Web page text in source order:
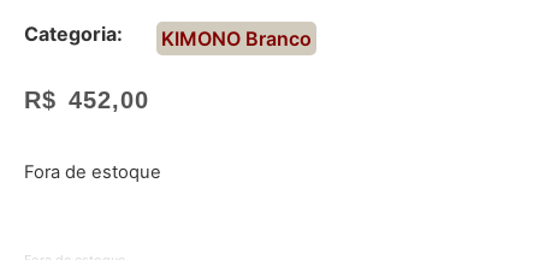
Categoria: KIMONO Branco
R$ 452,00
Fora de estoque